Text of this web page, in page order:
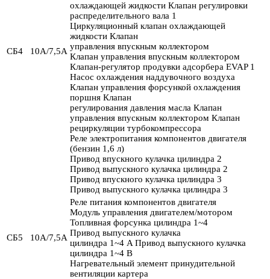
СБ4 10А/7,5А
охлаждающей жидкости Клапан регулировки
распределительного вала 1
Циркуляционный клапан охлаждающей
жидкости Клапан
управления впускным коллектором
Клапан управления впускным коллектором
Клапан-регулятор продувки адсорбера EVAP 1
Насос охлаждения наддувочного воздуха
Клапан управления форсункой охлаждения
поршня Клапан
регулирования давления масла Клапан
управления впускным коллектором Клапан
рециркуляции турбокомпрессора
Реле электропитания компонентов двигателя
(бензин 1,6 л)
Привод впускного кулачка цилиндра 2
Привод выпускного кулачка цилиндра 2
Привод впускного кулачка цилиндра 3
Привод выпускного кулачка цилиндра 3
СБ5 10А/7,5А
Реле питания компонентов двигателя
Модуль управления двигателем/мотором
Топливная форсунка цилиндра 1~4
Привод выпускного кулачка
цилиндра 1~4 A Привод выпускного кулачка
цилиндра 1~4 B
Нагревательный элемент принудительной
вентиляции картера